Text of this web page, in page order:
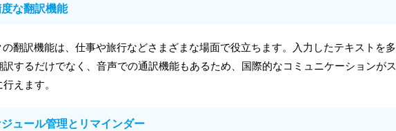
な翻訳機能
翻訳機能は、仕事や旅行などさまざまな場面で役立ちます。入力したテキストを多
訳するだけでなく、音声での通訳機能もあるため、国際的なコミュニケーションがス
えます。
ュール管理とリマインダー